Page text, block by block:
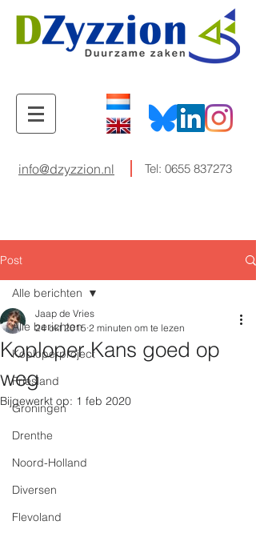
info@dzyzzion.nl Tel: 0655 837273
Post
Alle berichten
Koploperproject
Friesland
Groningen
Drenthe
Noord-Holland
Diversen
Flevoland
Alle berichten
Koploper Kans goed op
weg
Jaap de Vries
24 okt 2015 2 minuten om te lezen
Bijgewerkt op: 1 feb 2020